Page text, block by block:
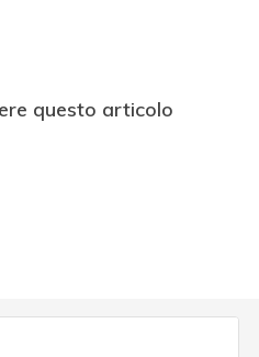
questo articolo